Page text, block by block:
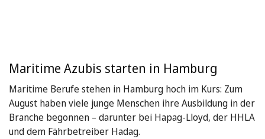
Maritime Azubis starten in Hamburg
Maritime Berufe stehen in Hamburg hoch im Kurs: Zum
August haben viele junge Menschen ihre Ausbildung in der
Branche begonnen – darunter bei Hapag-Lloyd, der HHLA
und dem Fährbetreiber Hadag.